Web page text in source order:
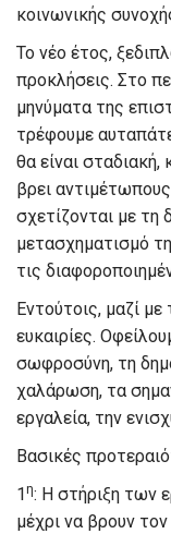
κοινωνικής
Το νέο έτος,
προκλήσεις. Στο
μηνύματα της
τρέφουμε
θα είναι
βρει
σχετίζονται με τη
μετασχηματισμό
τις
Εντούτοις, μαζί με
ευκαιρίες.
σωφροσύνη, τη
χαλάρωση, τα
εργαλεία, την
Βασικές
1η: Η στήριξη των
μέχρι να βρουν